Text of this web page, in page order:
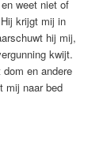
weet niet of
krijgt mij in
hij mij,
kwijt.
en andere
mij naar bed